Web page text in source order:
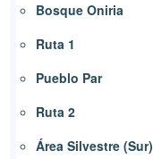
Bosque Oniria
Ruta 1
Pueblo Par
Ruta 2
Área Silvestre (Sur)